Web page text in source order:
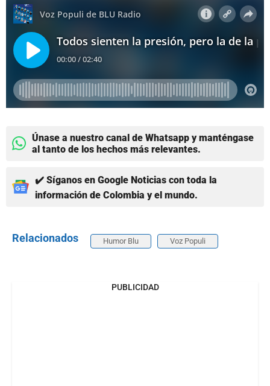
Únase a nuestro canal de Whatsapp y manténgase
al tanto de los hechos más relevantes.
✔️ Síganos en Google Noticias con toda la
información de Colombia y el mundo.
Relacionados Humor Blu Voz Populi
PUBLICIDAD